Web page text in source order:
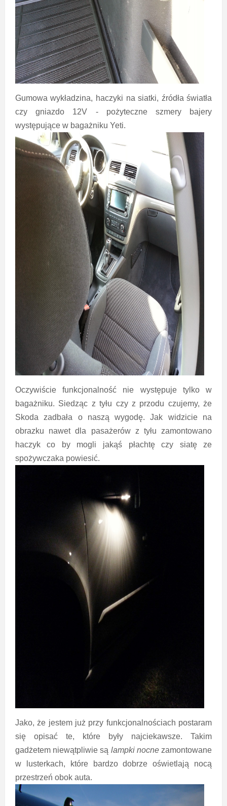
Gumowa wykładzina, haczyki na siatki, źródła światła
czy gniazdo 12V - pożyteczne szmery bajery
występujące w bagażniku Yeti.
Oczywiście funkcjonalność nie występuje tylko w
bagażniku. Siedząc z tyłu czy z przodu czujemy, że
Skoda zadbała o naszą wygodę. Jak widzicie na
obrazku nawet dla pasażerów z tyłu zamontowano
haczyk co by mogli jakąś płachtę czy siatę ze
spożywczaka powiesić.
Jako, że jestem już przy funkcjonalnościach postaram
się opisać te, które były najciekawsze. Takim
gadżetem niewątpliwie są lampki nocnezamontowane
w lusterkach, które bardzo dobrze oświetlają nocą
przestrzeń obok auta.